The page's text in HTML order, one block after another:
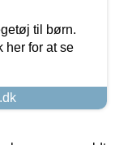
til børn.
her for at se